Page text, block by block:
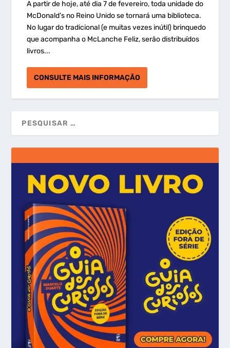
A partir de hoje, até dia 7 de fevereiro, toda unidade do
McDonald’s no Reino Unido se tornará uma biblioteca.
No lugar do tradicional (e muitas vezes inútil) brinquedo
que acompanha o McLanche Feliz, serão distribuídos
livros...
CONSULTE MAIS INFORMAÇÃO